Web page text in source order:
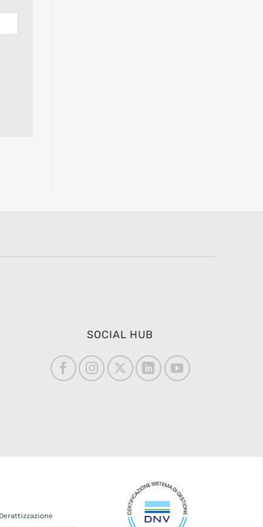
SOCIAL HUB
Derattizzazione